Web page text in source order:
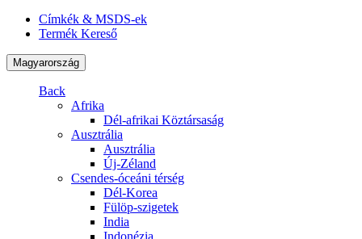
Címkék & MSDS-ek
Termék Kereső
Magyarország
Back
Afrika
Dél-afrikai Köztársaság
Ausztrália
Ausztrália
Új-Zéland
Csendes-óceáni térség
Dél-Korea
Fülöp-szigetek
India